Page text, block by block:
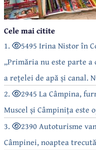
Cele mai citite
1.
5495 Irina Nistor în
„Primăria nu este parte
a rețelei de apă și canal.
câmpinenilor!”
2.
2945 La Câmpina,
Muscel și Câmpinița este
3.
2390 Autoturisme
Câmpinei, noaptea trecută